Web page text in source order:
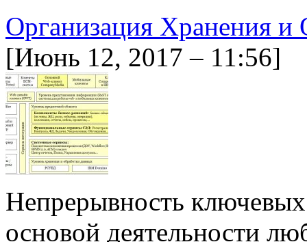
Организация Хранения
[Июнь 12, 2017 – 11:56]
Непрерывность ключевых
основой деятельности